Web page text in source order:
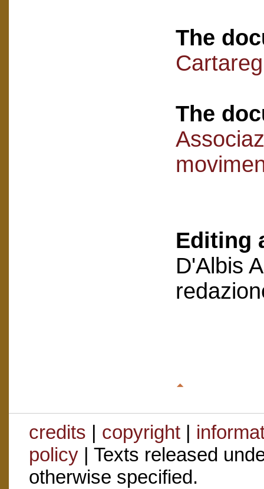
The
The
Editing
D'Albis
credits | copyright|
policy| Texts released
otherwise specified.